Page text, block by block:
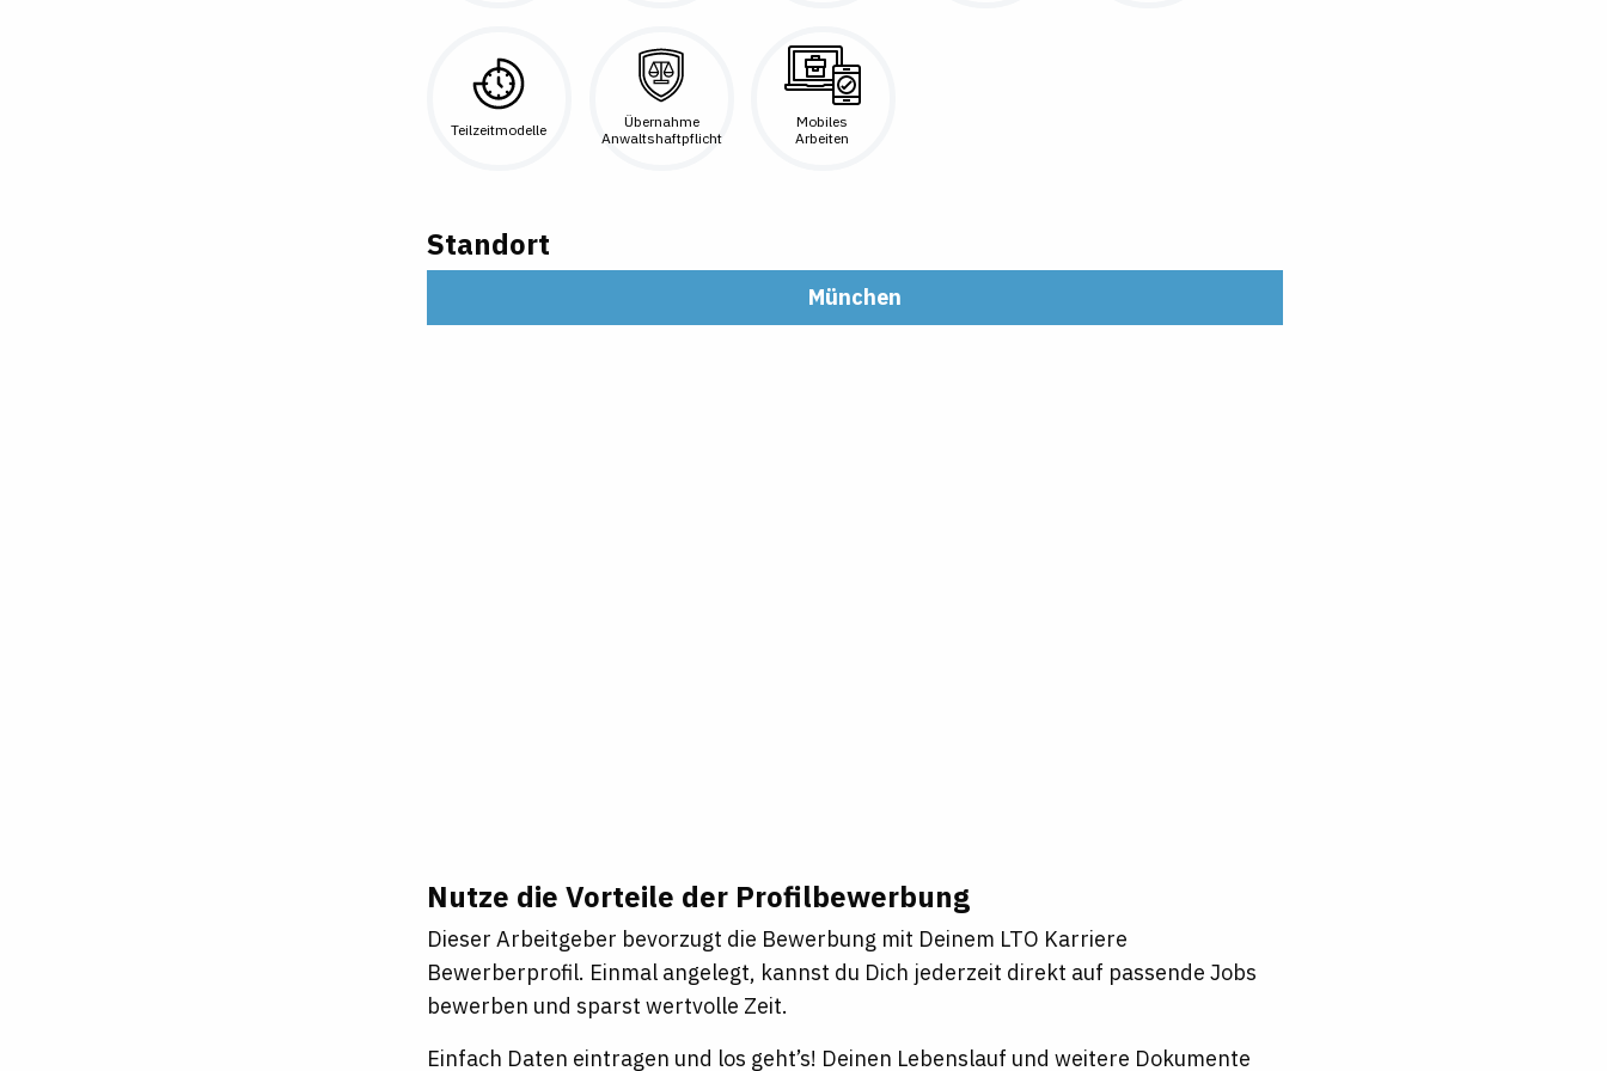
Teilzeitmodelle
Übernahme
Anwaltshaftpflicht
Mobiles
Arbeiten
Standort
München
Nutze die Vorteile der Profilbewerbung
Dieser Arbeitgeber bevorzugt die Bewerbung mit Deinem LTO Karriere
Bewerberprofil. Einmal angelegt, kannst du Dich jederzeit direkt auf passende Jobs
bewerben und sparst wertvolle Zeit.
Einfach Daten eintragen und los geht’s! Deinen Lebenslauf und weitere Dokumente